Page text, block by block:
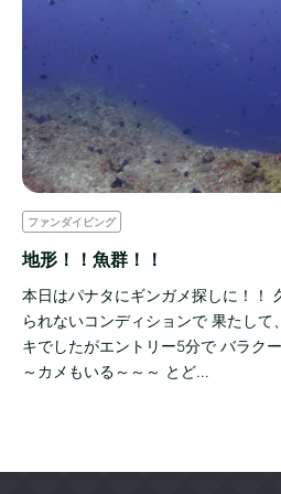
ファンダイビング
地形！！魚群！！
本日はパナタにギンガメ探しに！！
られないコンディションで 果たして
キでしたがエントリー5分で バラク
～カメもいる～～～ とど…